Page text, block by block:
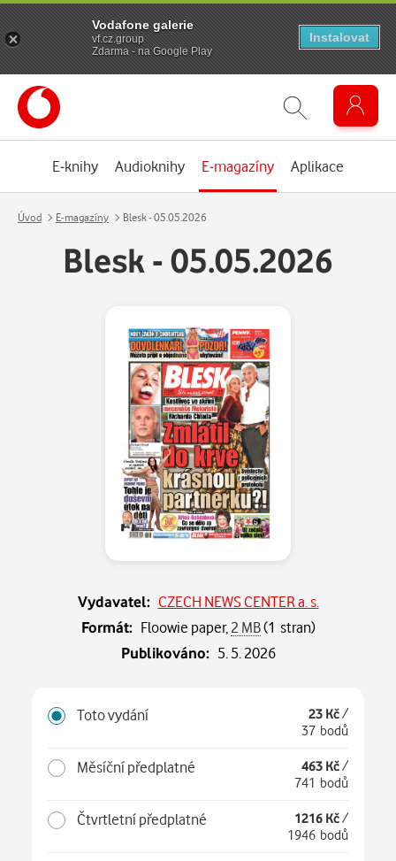
E-knihy Audioknihy E-magazíny Aplikace
Úvod E-magazíny Blesk - 05.05.2026
Blesk - 05.05.2026
Vydavatel: CZECH NEWS CENTER a. s.
Formát: Floowie paper, 2 MB(1 stran)
Publikováno: 5. 5. 2026
Toto vydání 23 Kč/
37 bodů
Měsíční předplatné 463 Kč/
741 bodů
Čtvrtletní předplatné 1216 Kč/
1946 bodů
Vodafone galerie
vf.cz.group
Zdarma - na Google Play
Instalovat